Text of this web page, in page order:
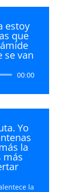
estoy
que
se van
00:00
Yo
la
más
la